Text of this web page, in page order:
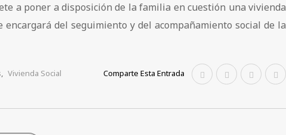
a poner a disposición de la familia en cuestión una vivienda
encargará del seguimiento y del acompañamiento social de la
, Vivienda Social Comparte Esta Entrada